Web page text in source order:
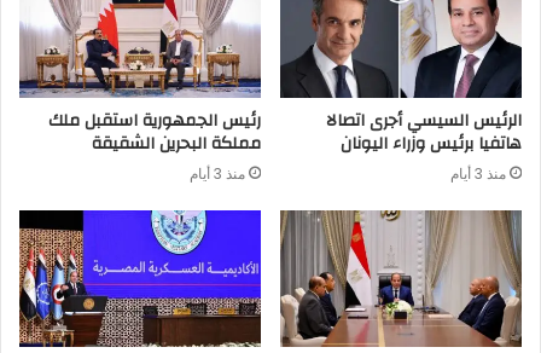
الرئيس السيسي أجرى اتصالا
هاتفيا برئيس وزراء اليونان
منذ 3 أيام
رئيس الجمهورية استقبل ملك
مملكة البحرين الشقيقة
منذ 3 أيام